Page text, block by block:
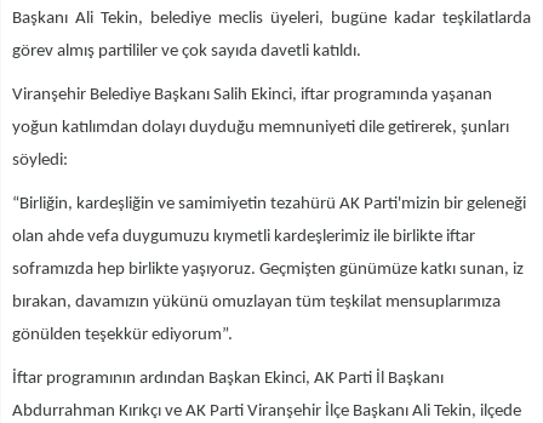
Başkanı Ali Tekin, belediye meclis üyeleri, bugüne kadar teşkilatlarda
görev almış partililer ve çok sayıda davetli katıldı.
Viranşehir Belediye Başkanı Salih Ekinci, iftar programında yaşanan
yoğun katılımdan dolayı duyduğu memnuniyeti dile getirerek, şunları
söyledi:
“Birliğin, kardeşliğin ve samimiyetin tezahürü AK Parti'mizin bir geleneği
olan ahde vefa duygumuzu kıymetli kardeşlerimiz ile birlikte iftar
soframızda hep birlikte yaşıyoruz. Geçmişten günümüze katkı sunan, iz
bırakan, davamızın yükünü omuzlayan tüm teşkilat mensuplarımıza
gönülden teşekkür ediyorum”.
İftar programının ardından Başkan Ekinci, AK Parti İl Başkanı
Abdurrahman Kırıkçı ve AK Parti Viranşehir İlçe Başkanı Ali Tekin, ilçede